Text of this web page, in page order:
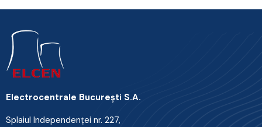
Electrocentrale Bucureşti S.A.
Splaiul Independenţei nr. 227,